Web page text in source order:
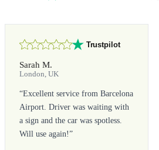
Trustpilot
Sarah M.
London, UK
“Excellent service from Barcelona
Airport. Driver was waiting with
a sign and the car was spotless.
Will use again!”